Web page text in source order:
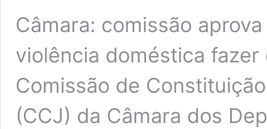
Câmara: comissão
violência doméstica
Comissão de
(CCJ) da Câmara dos